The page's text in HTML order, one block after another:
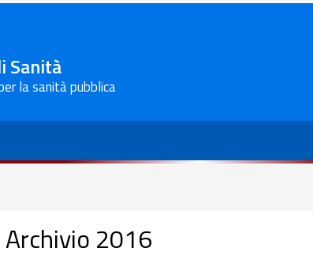
Sanità
la sanità pubblica
Archivio 2016